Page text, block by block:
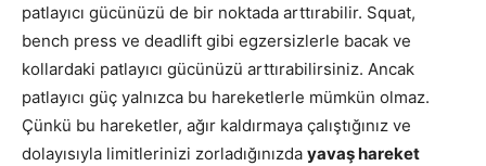
patlayıcı gücünüzü de bir noktada arttırabilir. Squat,
bench press ve deadlift gibi egzersizlerle bacak ve
kollardaki patlayıcı gücünüzü arttırabilirsiniz. Ancak
patlayıcı güç yalnızca bu hareketlerle mümkün olmaz.
Çünkü bu hareketler, ağır kaldırmaya çalıştığınız ve
dolayısıyla limitlerinizi zorladığınızda yavaş hareket